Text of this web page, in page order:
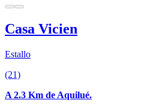
Casa Vicien
Estallo
(21)
A 2.3 Km de Aquilué.